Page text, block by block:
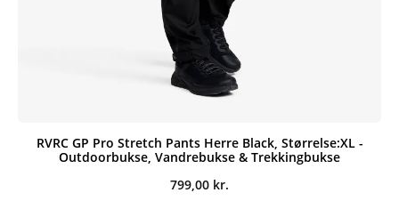
RVRC GP Pro Stretch Pants Herre Black, Størrelse:XL -
Outdoorbukse, Vandrebukse & Trekkingbukse
799,00 kr.